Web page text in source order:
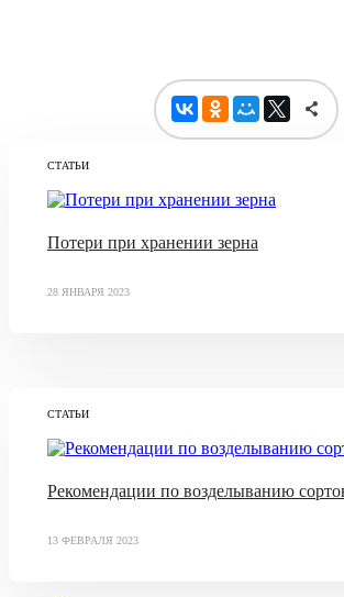
СТАТЬИ
Потери при хранении зерна
28 ЯНВАРЯ 2023
СТАТЬИ
Рекомендации по возделыванию
13 ФЕВРАЛЯ 2023